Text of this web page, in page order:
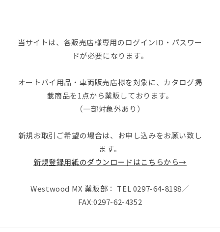
当サイトは、各販売店様専用のログインID・パスワー
ドが必要になります。
オートバイ用品・車両販売店様を対象に、カタログ掲
載商品を1点から業販しております。
（一部対象外あり）
新規お取引ご希望の場合は、お申し込みをお願い致し
ます。
新規登録用紙のダウンロードはこちらから→
Westwood MX 業販部： TEL 0297-64-8198／
FAX:0297-62-4352